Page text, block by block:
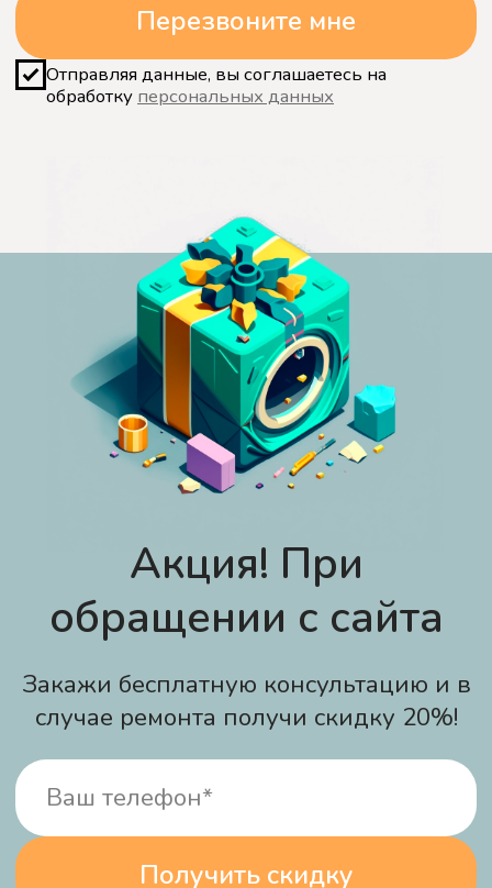
выполняются после подписания
договора, а после выполнения работ
вы получаете гарантию.